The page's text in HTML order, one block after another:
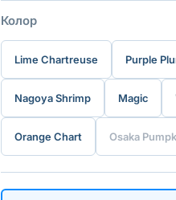
Колор
Lime Chartreuse Purple
Nagoya Shrimp Magic
Orange Chart Osaka